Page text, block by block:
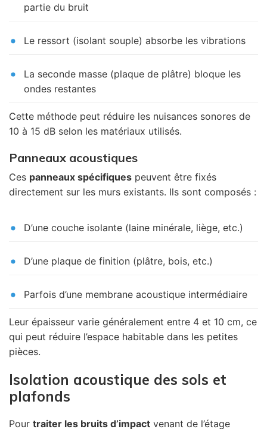
partie du bruit
Le ressort (isolant souple) absorbe les vibrations
La seconde masse (plaque de plâtre) bloque les
ondes restantes
Cette méthode peut réduire les nuisances sonores de
10 à 15 dB selon les matériaux utilisés.
Panneaux acoustiques
Ces panneaux spécifiques peuvent être fixés
directement sur les murs existants. Ils sont composés :
D’une couche isolante (laine minérale, liège, etc.)
D’une plaque de finition (plâtre, bois, etc.)
Parfois d’une membrane acoustique intermédiaire
Leur épaisseur varie généralement entre 4 et 10 cm, ce
qui peut réduire l’espace habitable dans les petites
pièces.
Isolation acoustique des sols et
plafonds
Pour traiter les bruits d’impact venant de l’étage